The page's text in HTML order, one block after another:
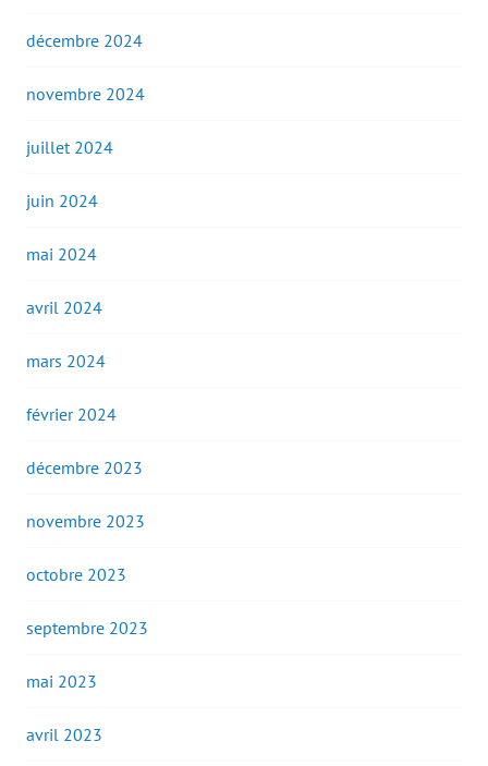
décembre 2024
novembre 2024
juillet 2024
juin 2024
mai 2024
avril 2024
mars 2024
février 2024
décembre 2023
novembre 2023
octobre 2023
septembre 2023
mai 2023
avril 2023